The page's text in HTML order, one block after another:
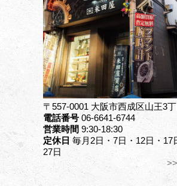
〒557-0001 大阪市西成区山王3
電話番号 06-6641-6744
営業時間 9:30-18:30
定休日 毎月2日・7日・12日・17
27日